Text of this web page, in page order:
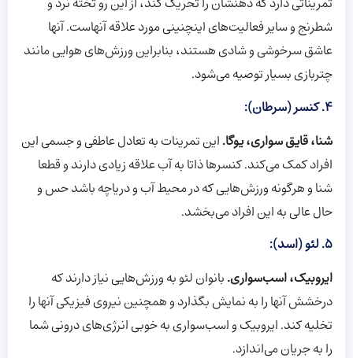
شطرنج و سایر فعالیت‌های اینچنینی مورد علاقه آنهاست. آنها
عاشق سرخوشی و شادی هستند، بنابراین ورزش‌های هوایی مانند
چتربازی بسیار توصیه می‌شود.
4. کنسر (سرطان):
شنا، قایق سواری، یوگا.این تمرینات به تعادل عاطفی و جسمی این
افراد کمک می‌کند. کنسرها ذاتا به آب علاقه زیادی دارند و قطعا
شنا و هرگونه ورزش‌هایی که در محیط آب و دریاچه باشد حس و
حال عالی به این افراد می‌بخشد.
5. لئو (اسد):
ایروبیک، اسب‌سواری.بانوان لئو به ورزش‌هایی نیاز دارند که
درخشش آنها را به نمایش بگذارد و همچنین نیروی فیزیکی آنها را
تخلیه کند. ایروبیک و اسب‌سواری به خوبی انرژی‌های درونی شما
را به جریان می‌اندازد.